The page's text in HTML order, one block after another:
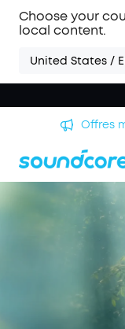
Choose your
local content.
United States /
Offres